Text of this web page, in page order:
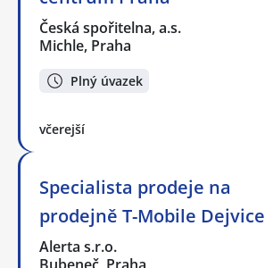
Česká spořitelna, a.s.
Michle, Praha
Plný úvazek
včerejší
Specialista prodeje na
prodejně T-Mobile Dejvice
Alerta s.r.o.